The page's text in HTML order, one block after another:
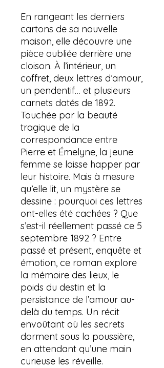
En rangeant les derniers
cartons de sa nouvelle
maison, elle découvre une
pièce oubliée derrière une
cloison. À l’intérieur, un
coffret, deux lettres d’amour,
un pendentif… et plusieurs
carnets datés de 1892.
Touchée par la beauté
tragique de la
correspondance entre
Pierre et Émelyne, la jeune
femme se laisse happer par
leur histoire. Mais à mesure
qu’elle lit, un mystère se
dessine : pourquoi ces lettres
ont-elles été cachées ? Que
s’est-il réellement passé ce 5
septembre 1892 ? Entre
passé et présent, enquête et
émotion, ce roman explore
la mémoire des lieux, le
poids du destin et la
persistance de l’amour au-
delà du temps. Un récit
envoûtant où les secrets
dorment sous la poussière,
en attendant qu’une main
curieuse les réveille.